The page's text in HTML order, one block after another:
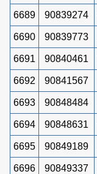
6689 90839274
6690 90839773
6691 90840461
6692 90841567
6693 90848484
6694 90848631
6695 90849189
6696 90849337